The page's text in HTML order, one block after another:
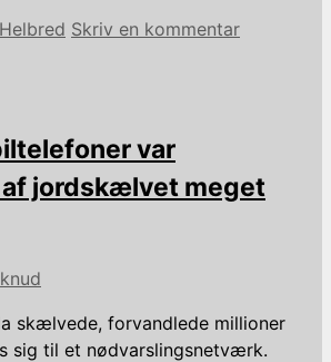
Helbred Skriv en kommentar
var
jordskælvet meget
knud
skælvede, forvandlede millioner
sig til et nødvarslingsnetværk.